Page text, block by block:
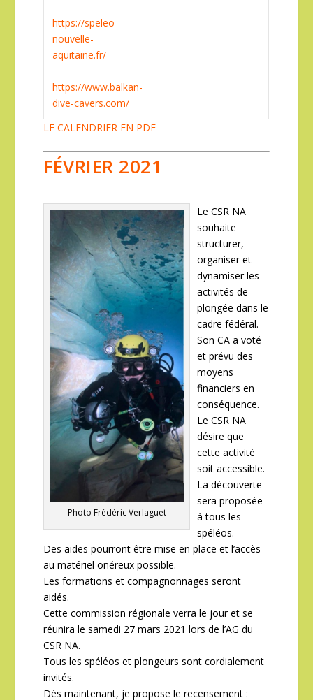
https://speleo-
nouvelle-
aquitaine.fr/
https://www.balkan-
dive-cavers.com/
LE CALENDRIER EN PDF
FÉVRIER 2021
Photo Frédéric Verlaguet
Le CSR NA
souhaite
structurer,
organiser et
dynamiser les
activités de
plongée dans le
cadre fédéral.
Son CA a voté
et prévu des
moyens
financiers en
conséquence.
Le CSR NA
désire que
cette activité
soit accessible.
La découverte
sera proposée
à tous les
spéléos.
Des aides pourront être mise en place et l’accès
au matériel onéreux possible.
Les formations et compagnonnages seront
aidés.
Cette commission régionale verra le jour et se
réunira le samedi 27 mars 2021 lors de l’AG du
CSR NA.
Tous les spéléos et plongeurs sont cordialement
invités.
Dès maintenant, je propose le recensement :